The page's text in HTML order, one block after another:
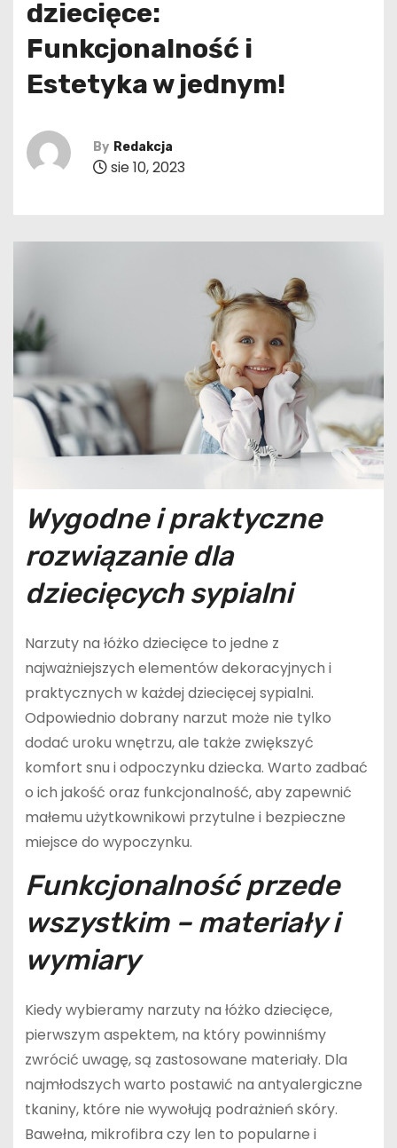
dziecięce:
Funkcjonalność i
Estetyka w jednym!
By Redakcja
sie 10, 2023
Wygodne i praktyczne
rozwiązanie dla
dziecięcych sypialni
Narzuty na łóżko dziecięce to jedne z
najważniejszych elementów dekoracyjnych i
praktycznych w każdej dziecięcej sypialni.
Odpowiednio dobrany narzut może nie tylko
dodać uroku wnętrzu, ale także zwiększyć
komfort snu i odpoczynku dziecka. Warto zadbać
o ich jakość oraz funkcjonalność, aby zapewnić
małemu użytkownikowi przytulne i bezpieczne
miejsce do wypoczynku.
Funkcjonalność przede
wszystkim – materiały i
wymiary
Kiedy wybieramy narzuty na łóżko dziecięce,
pierwszym aspektem, na który powinniśmy
zwrócić uwagę, są zastosowane materiały. Dla
najmłodszych warto postawić na antyalergiczne
tkaniny, które nie wywołują podrażnień skóry.
Bawełna, mikrofibra czy len to popularne i